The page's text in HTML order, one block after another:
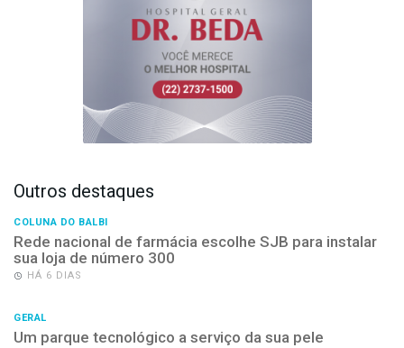
Outros destaques
COLUNA DO BALBI
Rede nacional de farmácia escolhe SJB para instalar
sua loja de número 300
HÁ 6 DIAS
GERAL
Um parque tecnológico a serviço da sua pele